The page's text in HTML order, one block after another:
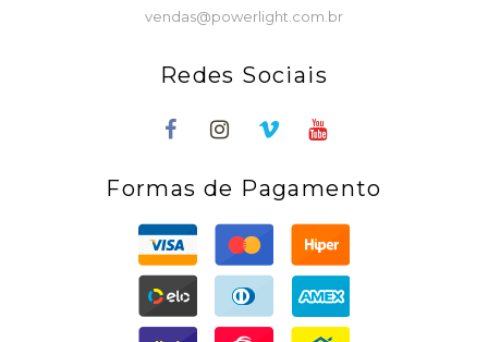
vendas@powerlight.com.br
Redes Sociais
Formas de Pagamento